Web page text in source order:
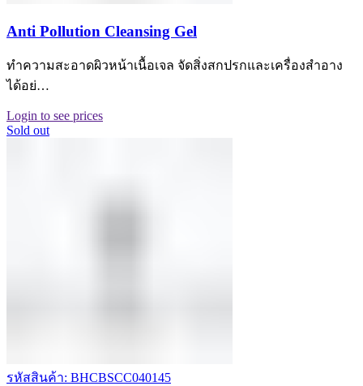
Anti Pollution Cleansing Gel
ทำความสะอาดผิวหน้าเนื้อเจล จัดสิ่งสกปรกและเครื่องสำอาง
ได้อย่…
Login to see prices
Sold out
รหัสสินค้า: BHCBSCC040145